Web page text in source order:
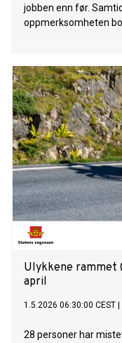
jobben enn før.
oppmerksomheten
Ulykkene rammet
april
1.5.2026 06:30:00 CEST
28 personer har